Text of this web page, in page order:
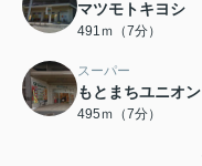
マツモトキヨシ
491ｍ（7分）
スーパー
もとまちユニオン
495ｍ（7分）